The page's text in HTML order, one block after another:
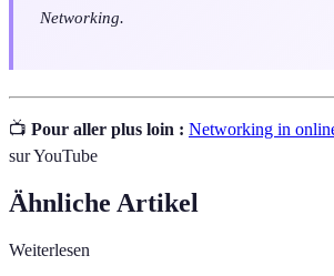
Networking.
📺 Pour aller plus loin : Networking in
sur YouTube
Ähnliche Artikel
Weiterlesen